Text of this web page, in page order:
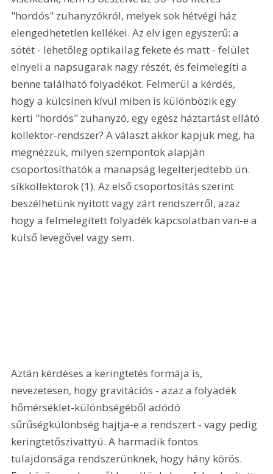
"hordós" zuhanyzókról, melyek sok hétvégi ház
elengedhetetlen kellékei. Az elv igen egyszerű: a
sötét - lehetőleg optikailag fekete és matt - felület
elnyeli a napsugarak nagy részét, és felmelegíti a
benne található folyadékot. Felmerül a kérdés,
hogy a külcsínen kívül miben is különbözik egy
kerti "hordós" zuhanyzó, egy egész háztartást ellátó
kollektor-rendszer? A választ akkor kapjuk meg, ha
megnézzük, milyen szempontok alapján
csoportosíthatók a manapság legelterjedtebb ún.
síkkollektorok (1). Az első csoportosítás szerint
beszélhetünk nyitott vagy zárt rendszerről, azaz
hogy a felmelegített folyadék kapcsolatban van-e a
külső levegővel vagy sem.
Aztán kérdéses a keringtetés formája is,
nevezetesen, hogy gravitációs - azaz a folyadék
hőmérséklet-különbségéből adódó
sűrűségkülönbség hajtja-e a rendszert - vagy pedig
keringtetőszivattyú. A harmadik fontos
tulajdonsága rendszerünknek, hogy hány körös.